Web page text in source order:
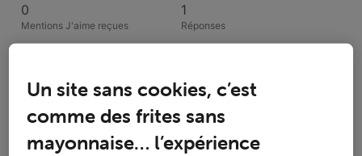
0
Mentions J'aime reçues
1
Réponses
Conversations suivies Publications
0
Solutions acceptées
Un site sans cookies, c’est
comme des frites sans
mayonnaise… l’expérience